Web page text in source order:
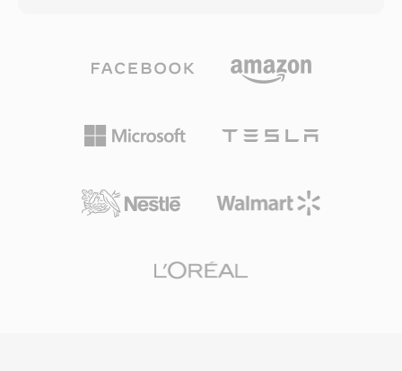
masa puncaknya, F4V menjadi penggerak
banyak konten video berkualitas tinggi yang
pemutar video berbasis Flash di web. Kontainer
progresif maupun streaming dinamis,
menawarkan opsi distribusi yang fleksibel bagi
Player dan beralihnya ke video HTML5 telah
bit, ADPCM Creative 4-bit dan 2,6-bit, PCM
law dan mu-law. Struktur blok ini juga
mendukung interval keheningan, loop
pengembang game kontrol yang detail atas
kartu Sound Blaster dapat memutar data VOC